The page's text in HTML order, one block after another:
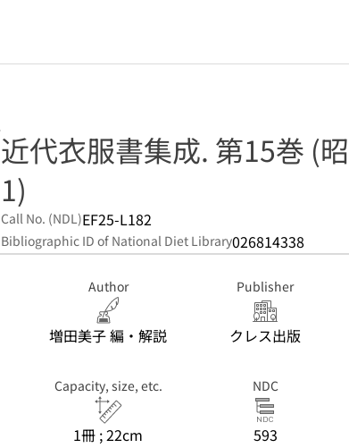
近代衣服書集成. 第15巻 (
1)
Call No. (NDL)EF25-L182
Bibliographic ID of National Diet Library026814338
Author
増田美子 編・解説
Publisher
クレス出版
Capacity, size, etc.
1冊 ; 22cm
NDC
593